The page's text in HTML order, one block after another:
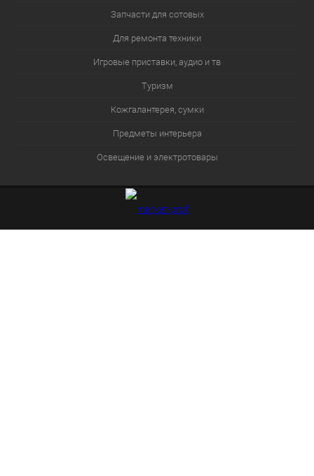
Запчасти для сотовых
Для ремонта техники
Игровые приставки, аудио и тв
Туризм
Кожгалантерея, сумки
Предметы интерьера
Освещение и электротовары